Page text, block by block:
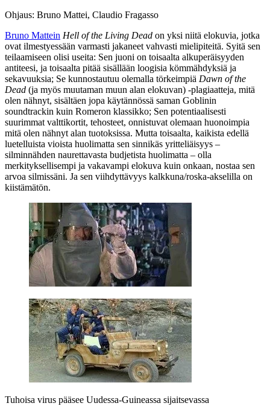
Ohjaus: Bruno Mattei, Claudio Fragasso
Bruno Mattein Hell of the Living Dead on yksi niitä elokuvia, jotka
ovat ilmestyessään varmasti jakaneet vahvasti mielipiteitä. Syitä sen
teilaamiseen olisi useita: Sen juoni on toisaalta alkuperäisyyden
antiteesi, ja toisaalta pitää sisällään loogisia kömmähdyksiä ja
sekavuuksia; Se kunnostautuu olemalla törkeimpiä Dawn of the
Dead (ja myös muutaman muun alan elokuvan) ‑plagiaatteja, mitä
olen nähnyt, sisältäen jopa käytännössä saman Goblinin
soundtrackin kuin Romeron klassikko; Sen potentiaalisesti
suurimmat valttikortit, tehosteet, onnistuvat olemaan huonoimpia
mitä olen nähnyt alan tuotoksissa. Mutta toisaalta, kaikista edellä
luetelluista vioista huolimatta sen sinnikäs yritteliäisyys –
silminnähden naurettavasta budjetista huolimatta – olla
merkityksellisempi ja vakavampi elokuva kuin onkaan, nostaa sen
arvoa silmissäni. Ja sen viihdyttävyys kalkkuna/roska-akselilla on
kiistämätön.
Tuhoisa virus pääsee Uudessa-Guineassa sijaitsevassa